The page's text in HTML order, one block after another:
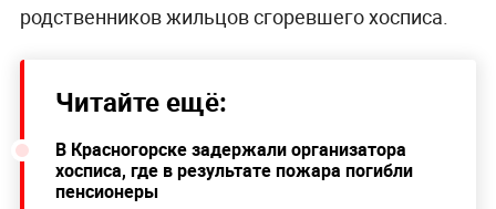
родственников жильцов сгоревшего хосписа.
Читайте ещё:
В Красногорске задержали организатора
хосписа, где в результате пожара погибли
пенсионеры